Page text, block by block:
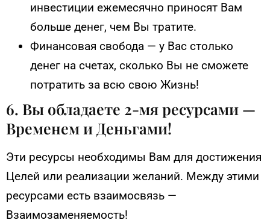
инвестиции ежемесячно приносят Вам
больше денег, чем Вы тратите.
Финансовая свобода — у Вас столько
денег на счетах, сколько Вы не сможете
потратить за всю свою Жизнь!
6. Вы обладаете 2-мя ресурсами —
Временем и Деньгами!
Эти ресурсы необходимы Вам для достижения
Целей или реализации желаний. Между этими
ресурсами есть взаимосвязь —
Взаимозаменяемость!